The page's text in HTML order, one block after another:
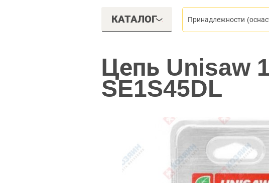
КАТАЛОГ Принадлежности
Цепь Unisaw
SE1S45DL